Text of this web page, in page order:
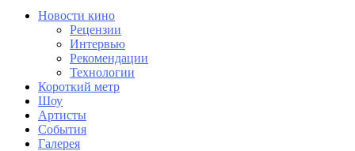
Новости кино
Рецензии
Интервью
Рекомендации
Технологии
Короткий метр
Шоу
Артисты
События
Галерея